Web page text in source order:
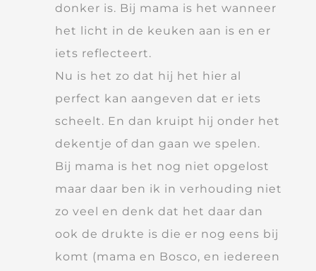
donker is. Bij mama is het wanneer
het licht in de keuken aan is en er
iets reflecteert.
Nu is het zo dat hij het hier al
perfect kan aangeven dat er iets
scheelt. En dan kruipt hij onder het
dekentje of dan gaan we spelen.
Bij mama is het nog niet opgelost
maar daar ben ik in verhouding niet
zo veel en denk dat het daar dan
ook de drukte is die er nog eens bij
komt (mama en Bosco, en iedereen